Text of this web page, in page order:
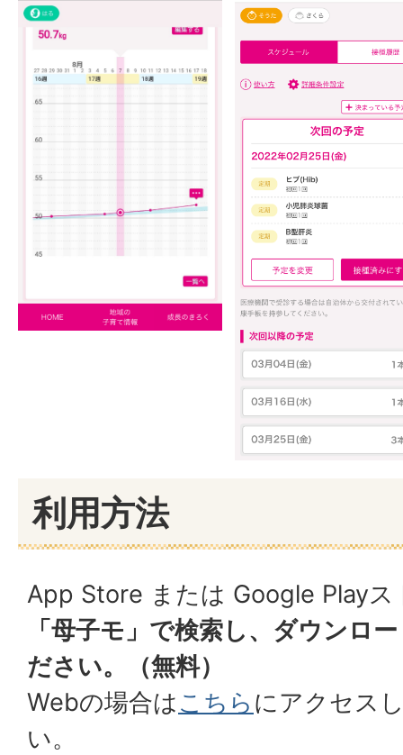
利用方法
App Store または Google Playス
「母子モ」で検索し、ダウンロ
ださい。（無料）
Webの場合はこちら にアクセス
い。